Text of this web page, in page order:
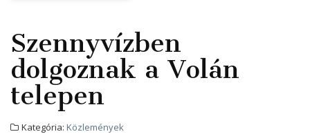
Szennyvízben
dolgoznak a Volán
telepen
Kategória: Közlemények